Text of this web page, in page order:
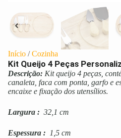
Início /Cozinha
Kit Queijo 4 Peças
Descrição: Kit queijo 4 peças,
canaleta, faca com ponta, garfo e
encaixe e fixação dos utensílios.
Largura : 32,1 cm
Espessura : 1,5 cm